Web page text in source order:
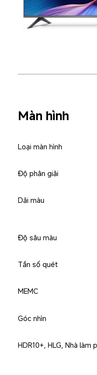
Màn hình
Loại màn hình
Độ phân giải
Dải màu
Độ sâu màu
Tần số quét
MEMC
Góc nhìn
HDR10+, HLG, Nhà làm